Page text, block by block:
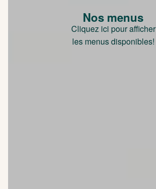
Nos menus
Cliquez ici pour afficher
les menus disponibles!